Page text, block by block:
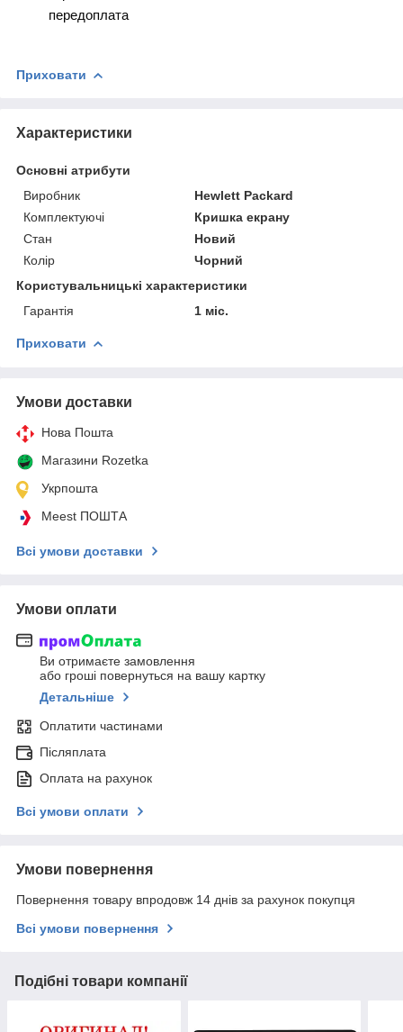
передоплата
Приховати
Характеристики
Основні атрибути
Виробник
Hewlett Packard
Комплектуючі
Кришка екрану
Стан
Новий
Колір
Чорний
Користувальницькі характеристики
Гарантія
1 міс.
Приховати
Умови доставки
Нова Пошта
Магазини Rozetka
Укрпошта
Meest ПОШТА
Всі умови доставки
Умови оплати
Ви отримаєте замовлення
або гроші повернуться на вашу картку
Детальніше
Оплатити частинами
Післяплата
Оплата на рахунок
Всі умови оплати
Умови повернення
Повернення товару впродовж 14 днів за рахунок покупця
Всі умови повернення
Подібні товари компанії